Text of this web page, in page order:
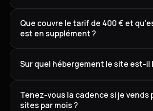
Que couvre le tarif de 400 € et
est en supplément ?
Sur quel hébergement le site est-il
Tenez-vous la cadence si je vends
sites par mois ?